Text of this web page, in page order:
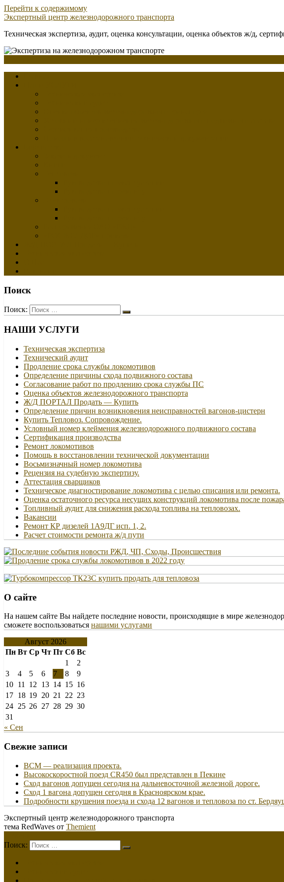
Перейти к содержимому
Экспертный центр железнодорожного транспорта
Техническая экспертиза, аудит, оценка консультации, оценка объектов ж/д,
Поиск
Поиск:
НАШИ УСЛУГИ
Техническая экспертиза
Технический аудит
Продление срока службы локомотивов
Определение причины схода подвижного состава
Согласование работ по продлению срока службы ПС
Оценка объектов железнодорожного транспорта
Ж/Д ПОРТАЛ Продать — Купить
Определение причин возникновения неисправностей вагонов-цистерн
Купить Тепловоз. Сопровождение.
Условный номер клеймения железнодорожного подвижного состава
Сертификация производства
Ремонт локомотивов
Помощь в восстановлении технической документации
Восьмизначный номер локомотива
Рецензия на судебную экспертизу.
Аттестация сварщиков
Техническое диагностирование локомотива с целью списания или ремонта.
Оценка остаточного ресурса несущих конструкций локомотива после
Топливный аудит для снижения расхода топлива на тепловозах.
Вакансии
Ремонт КР дизелей 1А9ДГ исп. 1, 2.
Расчет стоимости ремонта ж/д пути
О сайте
На нашем сайте Вы найдете последние новости, происходящие в мире
сможете воспользоваться нашими услугами
Август 2026
Пн Вт Ср Чт Пт Сб Вс
1
2
3
4 5 6 7 8
9
10 11 12 13 14 15 16
17 18 19 20 21 22 23
24 25 26 27 28 29 30
31
« Сен
Свежие записи
ВСМ — реализация проекта.
Высокоскоростной поезд CR450 был представлен в Пекине
Сход вагонов допущен сегодня на дальневосточной железной дороге.
Сход 1 вагона допущен сегодня в Красноярском крае.
Подробности крушения поезда и схода 12 вагонов и тепловоза по ст.
Экспертный центр железнодорожного транспорта
тема RedWaves от Themient
Поиск: